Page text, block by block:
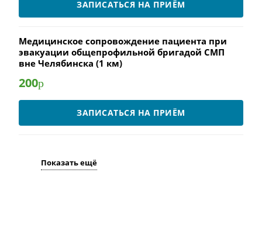
ЗАПИСАТЬСЯ НА ПРИЁМ
Медицинское сопровождение пациента при
эвакуации общепрофильной бригадой СМП
вне Челябинска (1 км)
200р
ЗАПИСАТЬСЯ НА ПРИЁМ
Показать ещё